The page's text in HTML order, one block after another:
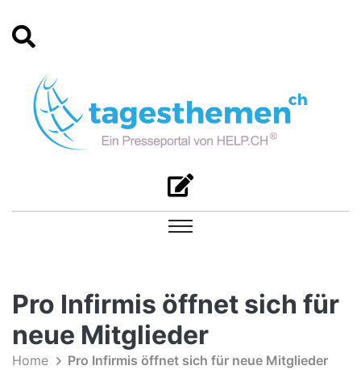
Pro Infirmis öffnet sich für
neue Mitglieder
Home Pro Infirmis öffnet sich für neue Mitglieder